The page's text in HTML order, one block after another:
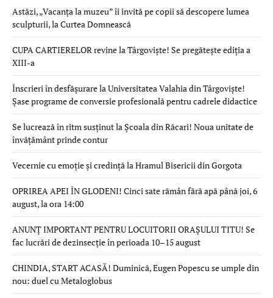
Astăzi, „Vacanța la muzeu” îi invită pe copii să descopere lumea
sculpturii, la Curtea Domnească
CUPA CARTIERELOR revine la Târgoviște! Se pregătește ediția a
XIII-a
Înscrieri în desfășurare la Universitatea Valahia din Târgoviște!
Șase programe de conversie profesională pentru cadrele didactice
Se lucrează în ritm susținut la Școala din Răcari! Noua unitate de
învățământ prinde contur
Vecernie cu emoție și credință la Hramul Bisericii din Gorgota
OPRIREA APEI ÎN GLODENI! Cinci sate rămân fără apă până joi, 6
august, la ora 14:00
ANUNȚ IMPORTANT PENTRU LOCUITORII ORAȘULUI TITU! Se
fac lucrări de dezinsecție în perioada 10–15 august
CHINDIA, START ACASĂ! Duminică, Eugen Popescu se umple din
nou: duel cu Metaloglobus